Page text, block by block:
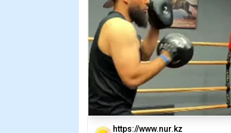
https://www.nur.kz